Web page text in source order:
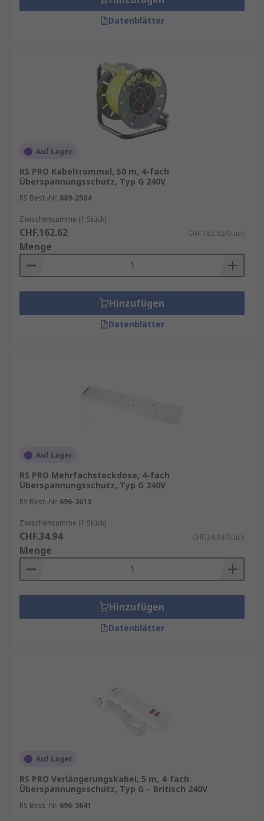
Datenblätter
Auf Lager
RS PRO Kabeltrommel, 50 m, 4-fach
Überspannungsschutz, Typ G 240V
RS Best.-Nr. 889-2504
Zwischensumme (1 Stück)
CHF.162.62 CHF.162.62/Stück
Menge
Hinzufügen
Datenblätter
Auf Lager
RS PRO Mehrfachsteckdose, 4-fach
Überspannungsschutz, Typ G 240V
RS Best.-Nr. 696-3613
Zwischensumme (1 Stück)
CHF.34.94 CHF.34.94/Stück
Menge
Hinzufügen
Datenblätter
Auf Lager
RS PRO Verlängerungskabel, 5 m, 4-fach
Überspannungsschutz, Typ G – Britisch 240V
RS Best.-Nr. 696-3641